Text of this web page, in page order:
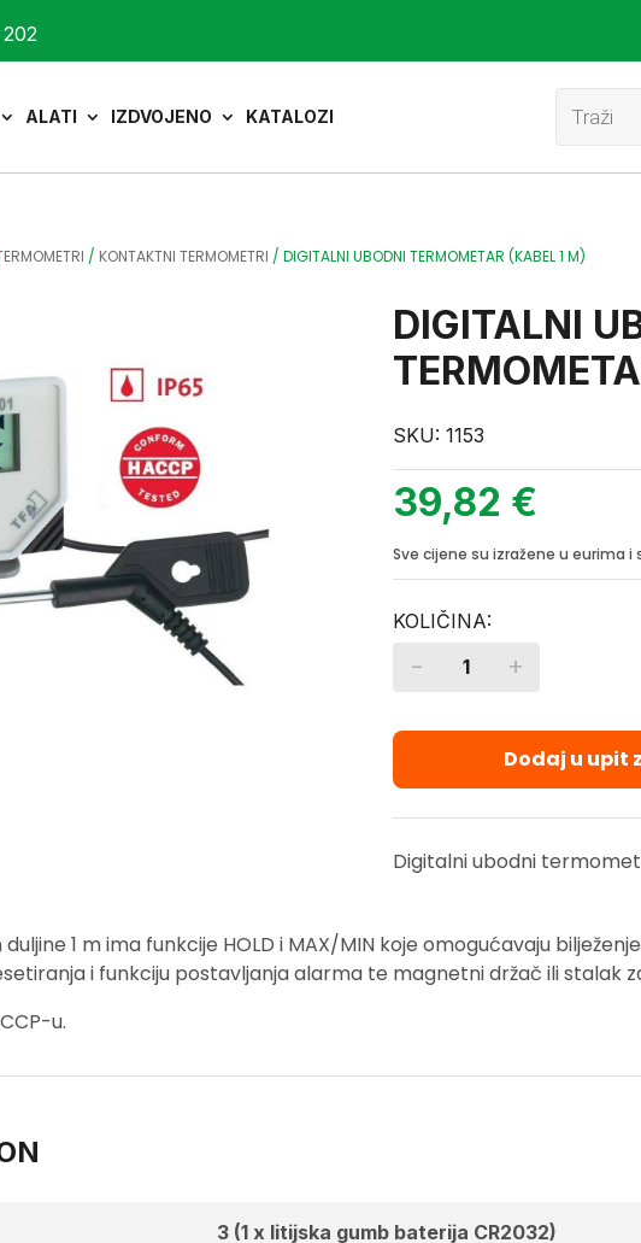
ALATI IZDVOJENO KATALOZI
Products
search
/ KONTAKTNI TERMOMETRI /DIGITALNI UBODNI TERMOMETAR (KABEL 1 M)
DIGITALNI
SKU:1153
39,82 €
Sve cijene su izražene u eurima
Quantity
- +
Dodaj u upit
​Digitalni ubodni
1 m ima funkcije HOLD i MAX/MIN koje omogućavaju
i funkciju postavljanja alarma te magnetni držač ili stalak
u.
3 (1 x litijska gumb baterija CR2032)